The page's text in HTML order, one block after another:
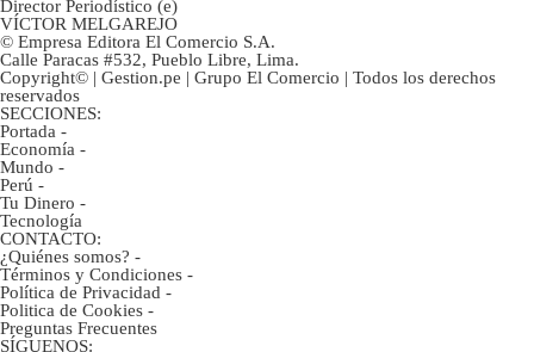
Director Periodístico (e)
VÍCTOR MELGAREJO
© Empresa Editora El Comercio S.A.
Calle Paracas #532, Pueblo Libre, Lima.
Copyright© | Gestion.pe | Grupo El Comercio | Todos los derechos
reservados
SECCIONES:
Portada -
Economía -
Mundo -
Perú -
Tu Dinero -
Tecnología
CONTACTO:
¿Quiénes somos? -
Términos y Condiciones -
Política de Privacidad -
Politica de Cookies -
Preguntas Frecuentes
SÍGUENOS: